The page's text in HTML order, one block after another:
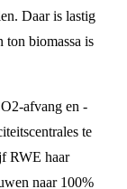
Daar is lastig
ton biomassa is
afvang en -
te
RWE haar
naar 100%